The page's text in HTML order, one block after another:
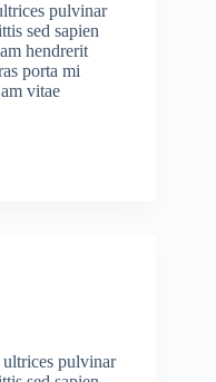
pulvinar
sed sapien
hendrerit
porta mi
vitae
pulvinar